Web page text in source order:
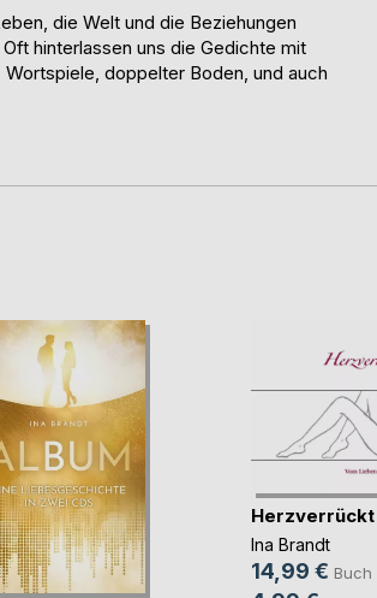
die Welt und die Beziehungen
hinterlassen uns die Gedichte mit
doppelter Boden, und auch
Herzverrückt
Ina Brandt
14,99 € Buch